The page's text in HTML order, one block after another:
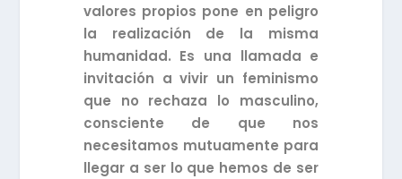
valores propios pone en peligro
la realización de la misma
humanidad. Es una llamada e
invitación a vivir un feminismo
que no rechaza lo masculino,
consciente de que nos
necesitamos mutuamente para
llegar a ser lo que hemos de ser